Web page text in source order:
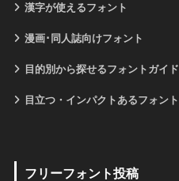
漢字が使えるフォント
漫画･同人誌向けフォント
目的別から探せるフォントガイド
目立つ・インパクトあるフォント
フリーフォント投稿